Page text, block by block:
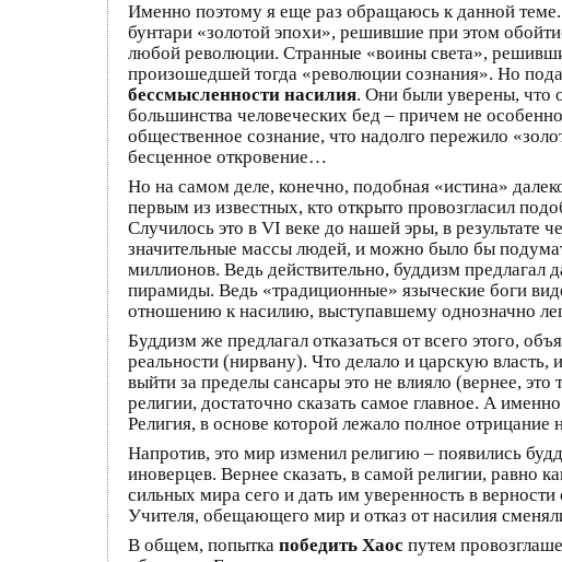
Именно поэтому я еще раз обращаюсь к данной
бунтари «золотой эпохи», решившие при этом
любой революции. Странные «воины света»,
произошедшей тогда «революции сознания». Но
бессмысленности насилия. Они были уверены, что
большинства человеческих бед – причем не
общественное сознание, что надолго пережило
бесценное откровение…
Но на самом деле, конечно, подобная «истина»
первым из известных, кто открыто провозгласил
Случилось это в VI веке до нашей эры, в результате
значительные массы людей, и можно было бы
миллионов. Ведь действительно, буддизм предлагал
пирамиды. Ведь «традиционные» языческие боги
отношению к насилию, выступавшему однозначно
Буддизм же предлагал отказаться от всего этого,
реальности (нирвану). Что делало и царскую
выйти за пределы сансары это не влияло (вернее,
религии, достаточно сказать самое главное. А
Религия, в основе которой лежало полное отрицание
Напротив, это мир изменил религию – появились
иноверцев. Вернее сказать, в самой религии, равно
сильных мира сего и дать им уверенность в
Учителя, обещающего мир и отказ от насилия
В общем, попытка победить Хаос путем